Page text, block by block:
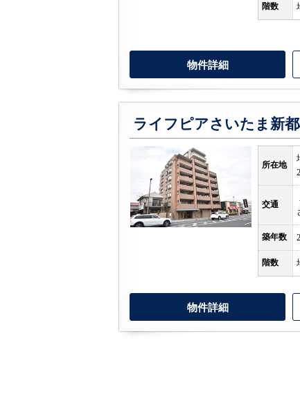
階数
物件詳細
ライフピアさいたま新
所在地
交通
築年数
階数
物件詳細